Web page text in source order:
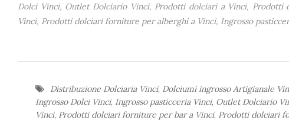
Dolci Vinci, Outlet Dolciario Vinci, Prodotti dolciari a Vinci,
Vinci, Prodotti dolciari forniture per alberghi a Vinci, Ingrosso
Distribuzione Dolciaria Vinci, Dolciumi ingrosso Artigianale
Ingrosso Dolci Vinci, Ingrosso pasticceria Vinci, Outlet Dolciario
Vinci, Prodotti dolciari forniture per bar a Vinci, Prodotti dolciari